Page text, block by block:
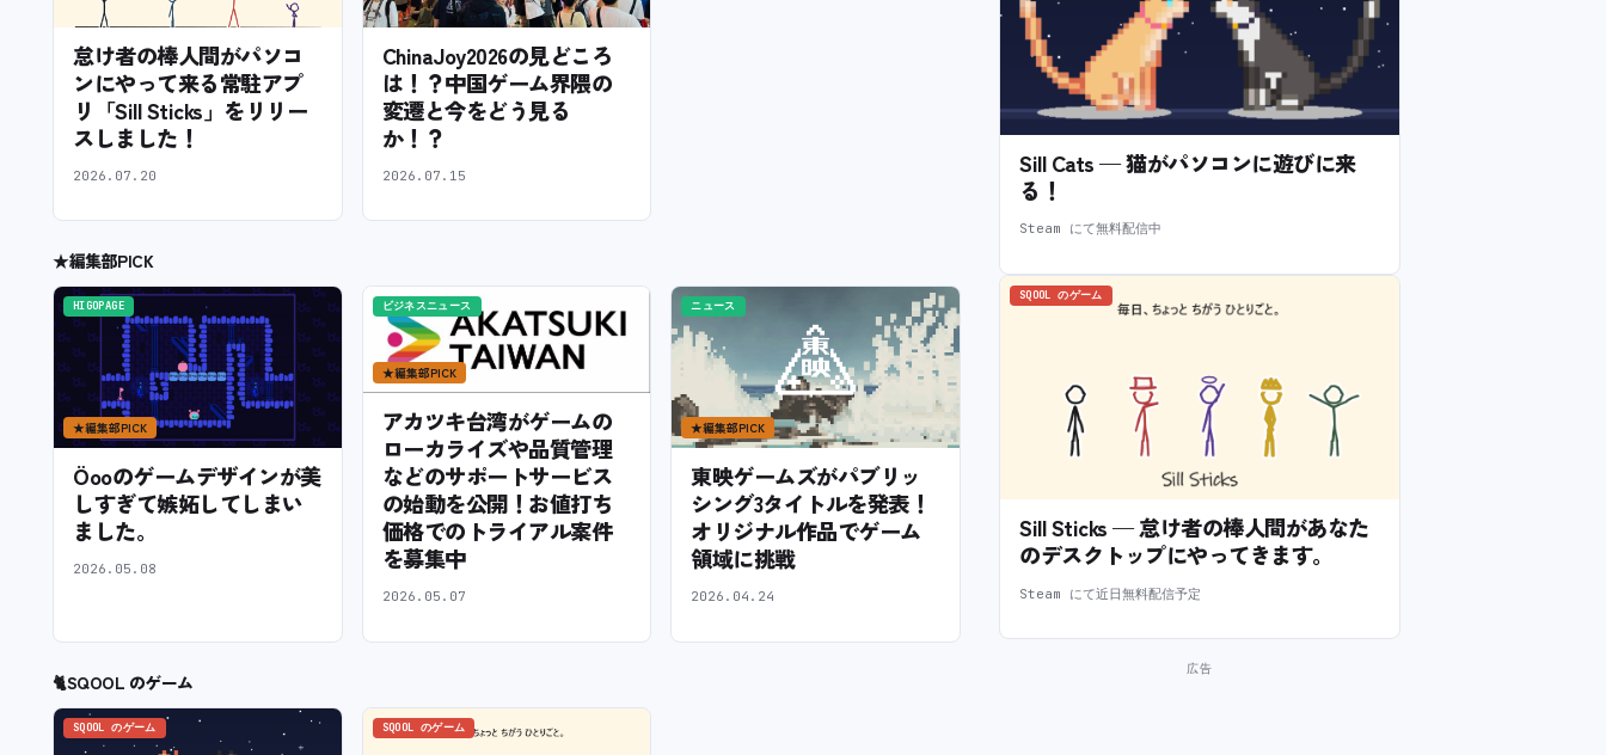
怠け者の棒人間がパソコ
ンにやって来る常駐アプ
リ「Sill Sticks」をリリー
スしました！
2026.07.20
ChinaJoy2026の見どころ
は！？中国ゲーム界隈の
変遷と今をどう見る
か！？
2026.07.15
★編集部PICK
HIGOPAGE
★編集部PICK
Öooのゲームデザインが美
しすぎて嫉妬してしまい
ました。
2026.05.08
ビジネスニュース
★編集部PICK
アカツキ台湾がゲームの
ローカライズや品質管理
などのサポートサービス
の始動を公開！お値打ち
価格でのトライアル案件
を募集中
2026.05.07
ニュース
★編集部PICK
東映ゲームズがパブリッ
シング3タイトルを発表！
オリジナル作品でゲーム
領域に挑戦
2026.04.24
🐈SQOOL のゲーム
SQOOL のゲーム SQOOL のゲーム
Sill Cats — 猫がパソコンに遊びに来
る！
Steam にて無料配信中
SQOOL のゲーム
Sill Sticks — 怠け者の棒人間があなた
のデスクトップにやってきます。
Steam にて近日無料配信予定